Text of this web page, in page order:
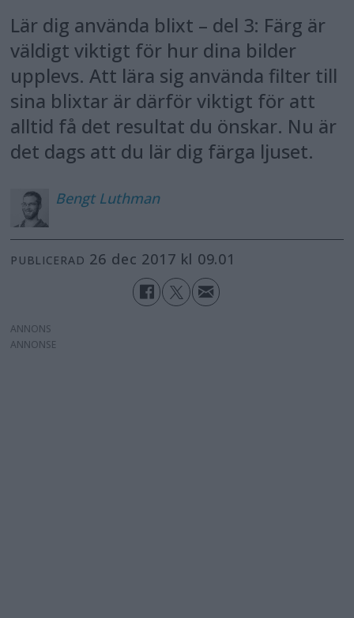
Lär dig använda blixt – del 3: Färg är
väldigt viktigt för hur dina bilder
upplevs. Att lära sig använda filter till
sina blixtar är därför viktigt för att
alltid få det resultat du önskar. Nu är
det dags att du lär dig färga ljuset.
Bengt Luthman
PUBLICERAD 26 dec 2017 kl 09.01
ANNONS